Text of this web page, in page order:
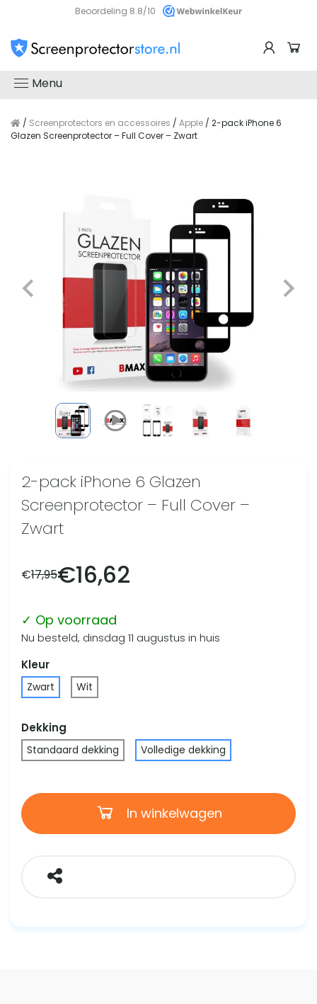
Beoordeling 8.8/10
Menu
/ Screenprotectors en accessoires / Apple / 2-pack iPhone 6
Glazen Screenprotector – Full Cover – Zwart
2-pack iPhone 6 Glazen
Screenprotector – Full Cover –
Zwart
€17,95€16,62
✓ Op voorraad
Nu besteld, dinsdag 11 augustus in huis
Kleur
Zwart Wit
Dekking
Standaard dekking Volledige dekking
In winkelwagen